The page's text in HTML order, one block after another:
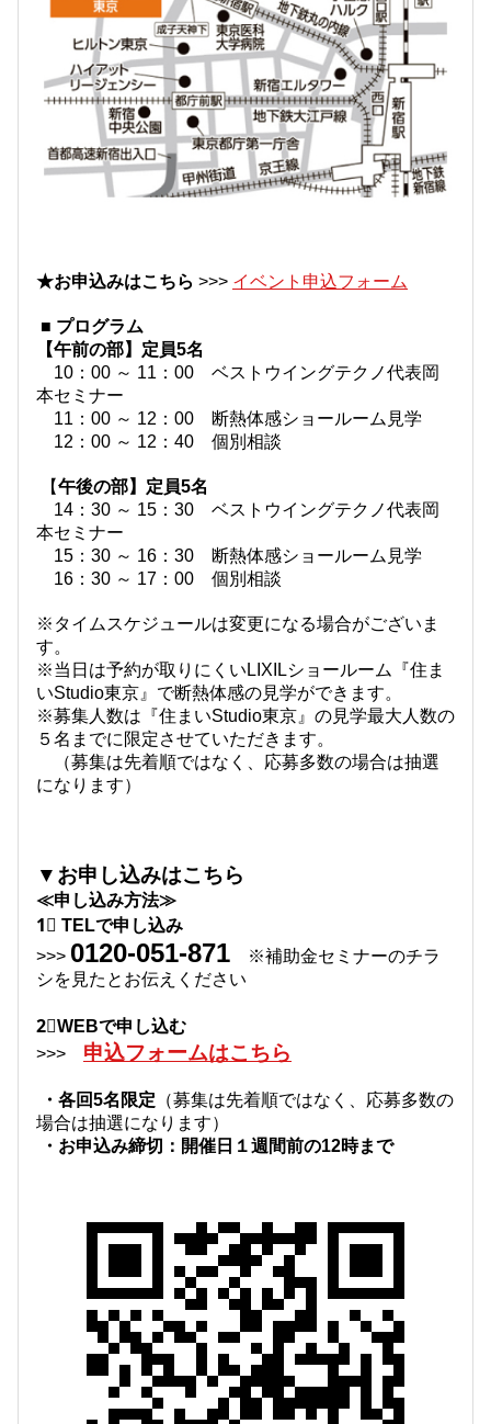
★お申込みはこちら >>> イベント申込フォーム
■ プログラム
【午前の部】定員5名
10：00 ～ 11：00 ベストウイングテクノ代表岡
本セミナー
11：00 ～ 12：00 断熱体感ショールーム見学
12：00 ～ 12：40 個別相談
【午後の部】定員5名
14：30 ～ 15：30 ベストウイングテクノ代表岡
本セミナー
15：30 ～ 16：30 断熱体感ショールーム見学
16：30 ～ 17：00 個別相談
※タイムスケジュールは変更になる場合がございま
す。
※当日は予約が取りにくいLIXILショールーム『住ま
いStudio東京』で断熱体感の見学ができます。
※募集人数は『住まいStudio東京』の見学最大人数の
５名までに限定させていただきます。
（募集は先着順ではなく、応募多数の場合は抽選
になります）
▼お申し込みはこちら
≪申し込み方法≫
1⃣ TELで申し込み
>>> 0120-051-871 ※補助金セミナーのチラ
シを見たとお伝えください
2⃣WEBで申し込む
>>> 申込フォームはこちら
・各回5名限定 （募集は先着順ではなく、応募多数の
場合は抽選になります）
・お申込み締切：開催日１週間前の12時まで